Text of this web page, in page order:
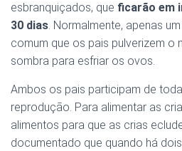
esbranquiçados, que ficarão em
30 dias. Normalmente, apenas
comum que os pais pulverizem o
sombra para esfriar os ovos.
Ambos os pais participam de
reprodução. Para alimentar as
alimentos para que as crias
documentado que quando há